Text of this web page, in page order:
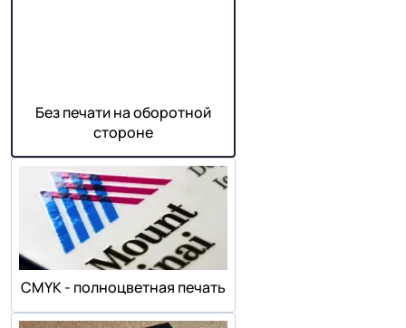
Без печати на оборотной
стороне
СMYK - полноцветная печать